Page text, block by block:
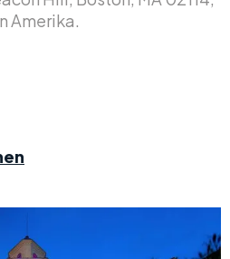
Amerika.